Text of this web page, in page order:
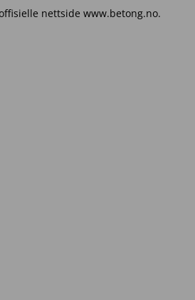
nettside www.betong.no.